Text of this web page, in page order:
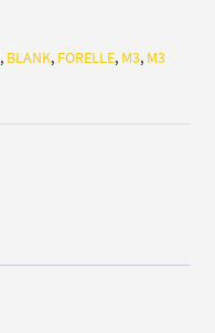
, BLANK, FORELLE, M3, M3